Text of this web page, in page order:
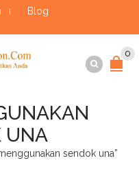
Blog
0
UNA
sendok una”